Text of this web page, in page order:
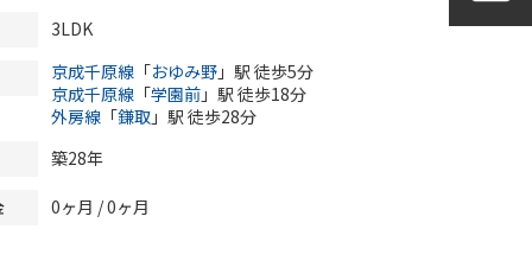
3LDK
京成千原線 「おゆみ野 」駅 徒歩5分
京成千原線 「学園前 」駅 徒歩18分
外房線 「鎌取 」駅 徒歩28分
築28年
0ヶ月 /0ヶ月